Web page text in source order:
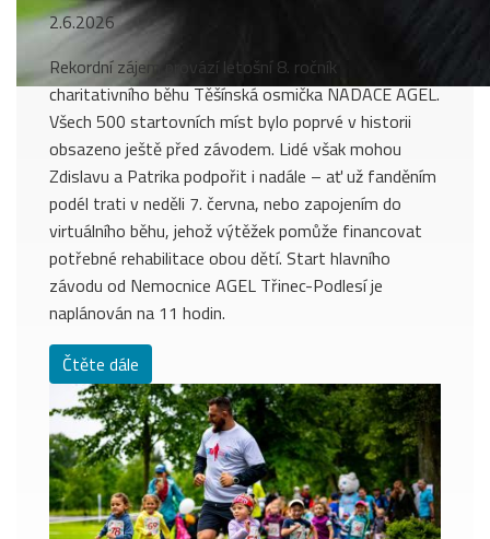
2.6.2026
Rekordní zájem provází letošní 8. ročník
charitativního běhu Těšínská osmička NADACE AGEL.
Všech 500 startovních míst bylo poprvé v historii
obsazeno ještě před závodem. Lidé však mohou
Zdislavu a Patrika podpořit i nadále – ať už fanděním
podél trati v neděli 7. června, nebo zapojením do
virtuálního běhu, jehož výtěžek pomůže financovat
potřebné rehabilitace obou dětí. Start hlavního
závodu od Nemocnice AGEL Třinec-Podlesí je
naplánován na 11 hodin.
Čtěte dále